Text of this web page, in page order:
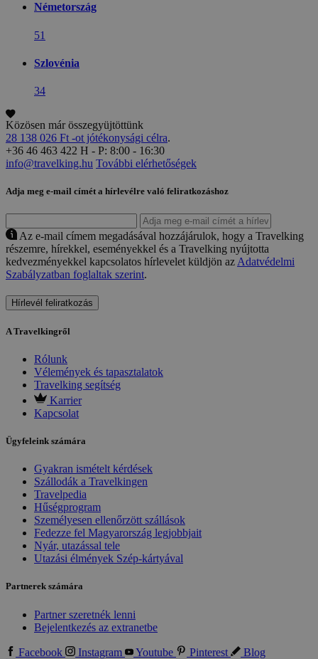
Németország
51
Szlovénia
34
Közösen már összegyüjtöttünk
28 138 026 Ft -ot jótékonysági célra.
+36 46 463 422 H - P: 8:00 - 16:30
info@travelking.hu További elérhetőségek
Adja meg e-mail címét a hírlevélre való feliratkozáshoz
Az e-mail címem megadásával hozzájárulok, hogy a Travelking
részemre, hírekkel, eseményekkel és a Travelking nyújtotta
kedvezményekkel kapcsolatos hírlevelet küldjön az Adatvédelmi
Szabályzatban foglaltak szerint.
Hírlevél feliratkozás
A Travelkingről
Rólunk
Vélemények és tapasztalatok
Travelking segítség
Karrier
Kapcsolat
Ügyfeleink számára
Gyakran ismételt kérdések
Szállodák a Travelkingen
Travelpedia
Hűségprogram
Személyesen ellenőrzött szállások
Fedezze fel Magyarország legjobbjait
Nyár, utazással tele
Utazási élmények Szép-kártyával
Partnerek számára
Partner szeretnék lenni
Bejelentkezés az extranetbe
Facebook Instagram Youtube Pinterest Blog